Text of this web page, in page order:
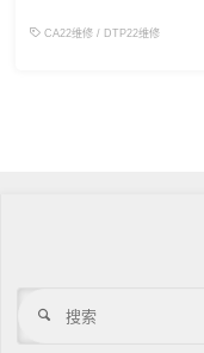
CA22维修/ DTP22维修
搜